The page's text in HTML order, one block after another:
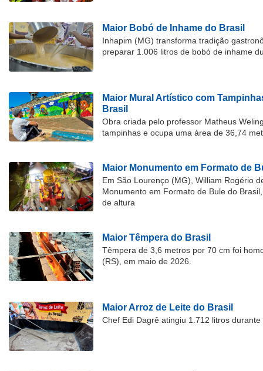
Maior Bobó de Inhame do Brasil
Inhapim (MG) transforma tradição
preparar 1.006 litros de bobó de inhame
Maior Mural Artístico com
Brasil
Obra criada pelo professor Matheus
tampinhas e ocupa uma área de 36,74
Maior Monumento em Formato de
Em São Lourenço (MG), William Rogério
Monumento em Formato de Bule do
de altura
Maior Têmpera do Brasil
Têmpera de 3,6 metros por 70 cm foi
(RS), em maio de 2026.
Maior Arroz de Leite do Brasil
Chef Edi Dagrê atingiu 1.712 litros